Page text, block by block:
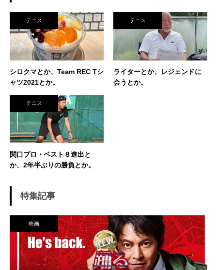
素振りをした途端に、先輩に「センスなし」か
ら一刀両断。（笑） そんなテニスとの出会い
が、今に至り、テニスで生きているという不思
議な人生。 テニスを軸にたくさん勉強させても
らったことを駆使して、 テニス業界、スポーツ
ビジネス界で生きている今現在。 座右の銘は
「努力に勝る天才なし」 セミナー講師や研修も
テニス
シロクマとか、Team REC Tシ
ャツ2021とか。
テニス
ライターとか、レジェンドに
会うとか。
テニス
関口プロ・ベスト８進出と
か、2年半ぶりの勝負とか。
特集記事
映画